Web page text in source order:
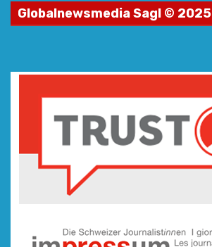
Globalnewsmedia Sagl © 2025